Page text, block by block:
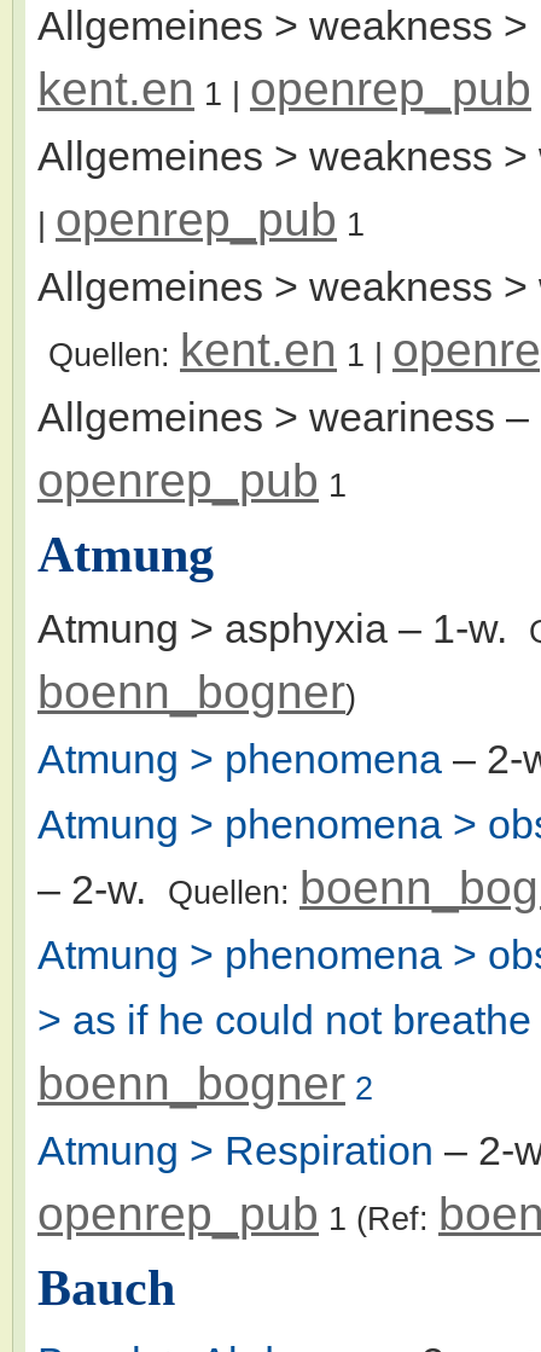
Allgemeines > weakness >
kent.en 1 | openrep_pub
Allgemeines > weakness >
| openrep_pub 1
Allgemeines > weakness
Quellen: kent.en 1 |
Allgemeines > weariness
openrep_pub 1
Atmung
Atmung > asphyxia – 1-w.
boenn_bogner)
Atmung > phenomena –
Atmung > phenomena >
– 2-w.
Quellen:
Atmung > phenomena >
> as if he could not
boenn_bogner 2
Atmung > Respiration – 2-
openrep_pub 1 (Ref:
Bauch